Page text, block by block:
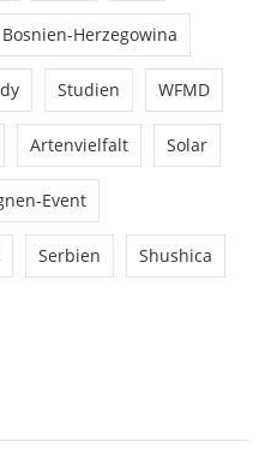
Bosnien-Herzegowina
Studien WFMD
Artenvielfalt Solar
Event
Serbien Shushica